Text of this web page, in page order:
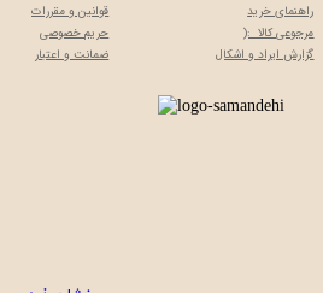
راهنمای خرید
مرجوعی کالا :(
گزارش ایراد و اشکال
قوانین و مقررات
حریم خصوصی
ضمانت و اعتبار